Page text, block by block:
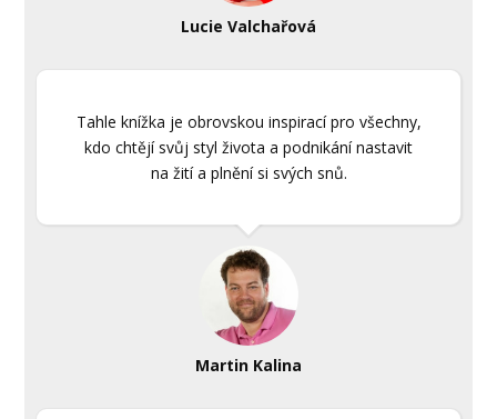
Lucie Valchařová
Tahle knížka je obrovskou inspirací pro všechny,
kdo chtějí svůj styl života a podnikání nastavit
na žití a plnění si svých snů.
Martin Kalina